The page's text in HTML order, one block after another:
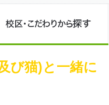
び猫)と一緒に